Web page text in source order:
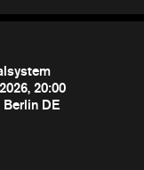
20:00
DE